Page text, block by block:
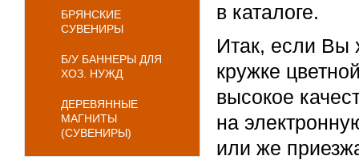
БРЯНСКИЕ
СУВЕНИРЫ
Б/У БАННЕРЫ ДЛЯ
ХОЗ. НУЖД
ДЕРЕВЯННЫЕ
МАГНИТЫ
(СУВЕНИРЫ)
в каталоге.
Итак, если Вы
кружке
высокое
на
или же